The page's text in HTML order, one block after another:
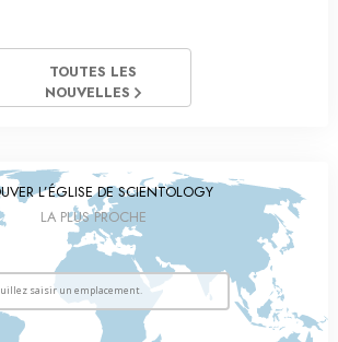
TOUTES LES
NOUVELLES
L’ÉGLISE DE SCIENTOLOGY
LA PLUS PROCHE